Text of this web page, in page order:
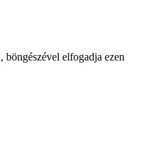
elfogadja ezen